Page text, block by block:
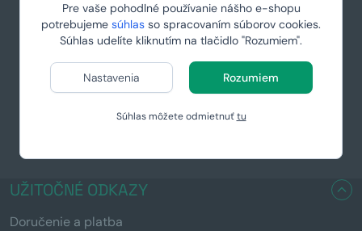
Pre vaše pohodlné používanie nášho e-shopu
potrebujeme súhlas so spracovaním súborov cookies.
Súhlas udelíte kliknutím na tlačidlo "Rozumiem".
Nastavenia Rozumiem
Súhlas môžete odmietnuťtu
+421 944 766 858
podpora@manboxeo.sk
Po-Pia 8:30-17
UŽITOČNÉ ODKAZY
Doručenie a platba